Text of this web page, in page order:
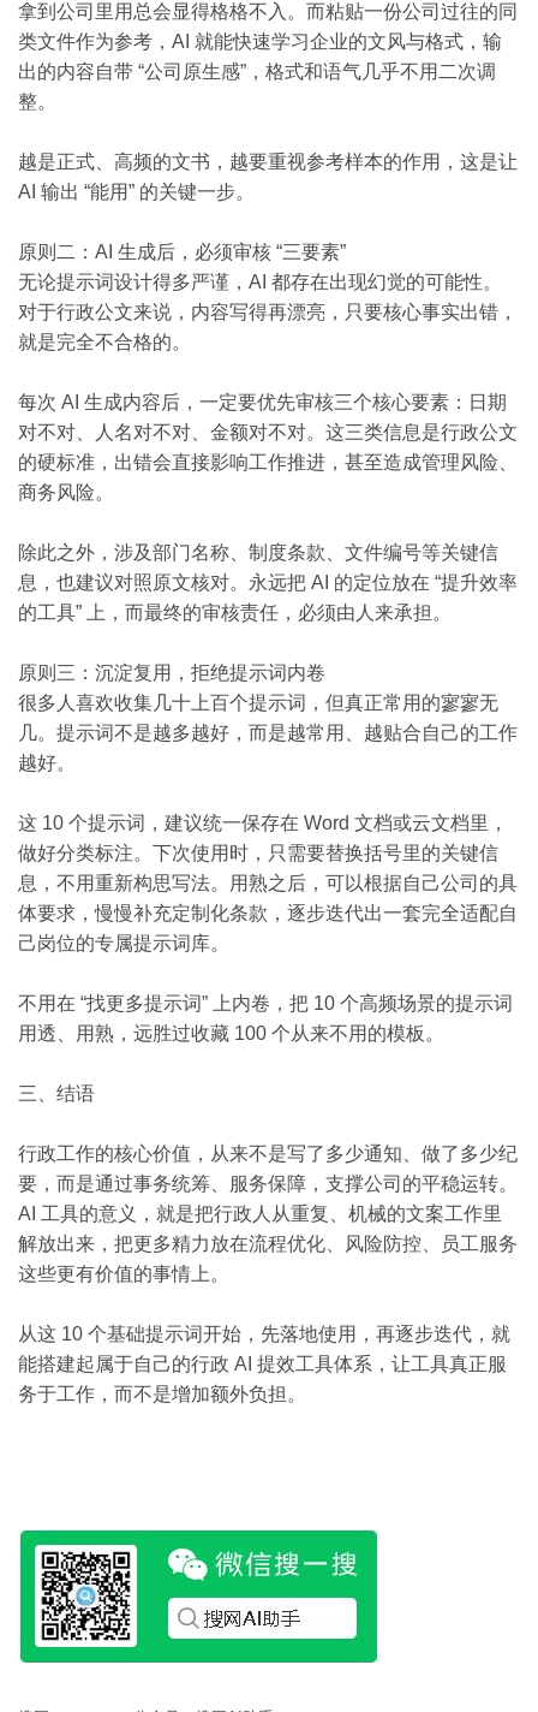
拿到公司里用总会显得格格不入。而粘贴一份公司过往的同
类文件作为参考，AI 就能快速学习企业的文风与格式，输
出的内容自带 “公司原生感”，格式和语气几乎不用二次调
整。
越是正式、高频的文书，越要重视参考样本的作用，这是让
AI 输出 “能用” 的关键一步。
原则二：AI 生成后，必须审核 “三要素”
无论提示词设计得多严谨，AI 都存在出现幻觉的可能性。
对于行政公文来说，内容写得再漂亮，只要核心事实出错，
就是完全不合格的。
每次 AI 生成内容后，一定要优先审核三个核心要素：日期
对不对、人名对不对、金额对不对。这三类信息是行政公文
的硬标准，出错会直接影响工作推进，甚至造成管理风险、
商务风险。
除此之外，涉及部门名称、制度条款、文件编号等关键信
息，也建议对照原文核对。永远把 AI 的定位放在 “提升效率
的工具” 上，而最终的审核责任，必须由人来承担。
原则三：沉淀复用，拒绝提示词内卷
很多人喜欢收集几十上百个提示词，但真正常用的寥寥无
几。提示词不是越多越好，而是越常用、越贴合自己的工作
越好。
这 10 个提示词，建议统一保存在 Word 文档或云文档里，
做好分类标注。下次使用时，只需要替换括号里的关键信
息，不用重新构思写法。用熟之后，可以根据自己公司的具
体要求，慢慢补充定制化条款，逐步迭代出一套完全适配自
己岗位的专属提示词库。
不用在 “找更多提示词” 上内卷，把 10 个高频场景的提示词
用透、用熟，远胜过收藏 100 个从来不用的模板。
三、结语
行政工作的核心价值，从来不是写了多少通知、做了多少纪
要，而是通过事务统筹、服务保障，支撑公司的平稳运转。
AI 工具的意义，就是把行政人从重复、机械的文案工作里
解放出来，把更多精力放在流程优化、风险防控、员工服务
这些更有价值的事情上。
从这 10 个基础提示词开始，先落地使用，再逐步迭代，就
能搭建起属于自己的行政 AI 提效工具体系，让工具真正服
务于工作，而不是增加额外负担。